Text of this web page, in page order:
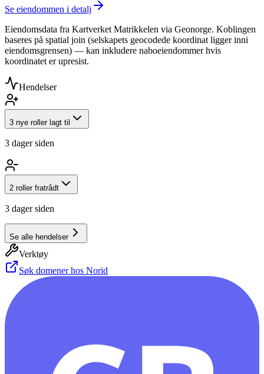
Se eiendommen i detalj
Eiendomsdata fra Kartverket Matrikkelen via Geonorge. Koblingen
baseres på spatial join (selskapets geocodede koordinat ligger inni
eiendomsgrensen) — kan inkludere naboeiendommer hvis
koordinatet er upresist.
Hendelser
3 nye roller lagt til
3 dager siden
2 roller fratrådt
3 dager siden
Se alle hendelser
Verktøy
Søk domener hos Norid